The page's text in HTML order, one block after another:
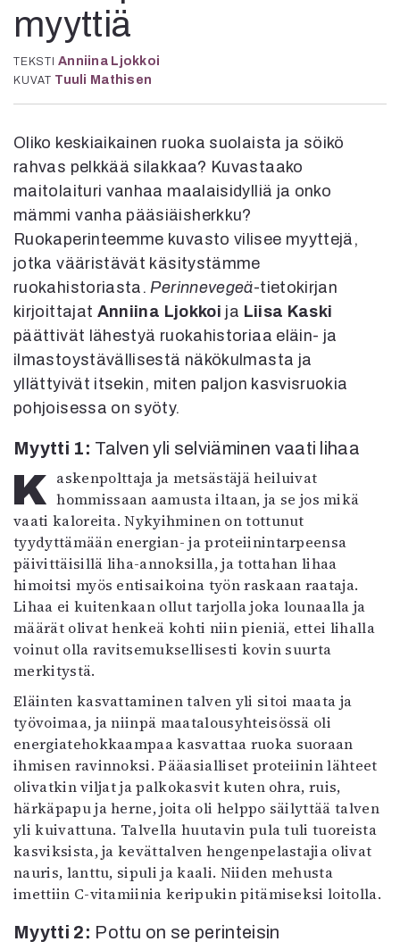
4/2026
2–3/2026
1/2026
6/2025
5/2025 saame
5/2025
Lehtiarkisto
Tilaus ja irtonumerot
Yhteistyössä
Toimitus
Mediatiedot
Kaltio ry
myyttiä
TEKSTI Anniina Ljokkoi
KUVAT Tuuli Mathisen
Oliko keskiaikainen ruoka suolaista ja söikö
rahvas pelkkää silakkaa? Kuvastaako
maitolaituri vanhaa maalaisidylliä ja onko
mämmi vanha pääsiäisherkku?
Ruokaperinteemme kuvasto vilisee myyttejä,
jotka vääristävät käsitystämme
ruokahistoriasta. Perinnevegeä-tietokirjan
kirjoittajat Anniina Ljokkoi ja Liisa Kaski
päättivät lähestyä ruokahistoriaa eläin- ja
ilmastoystävällisestä näkökulmasta ja
yllättyivät itsekin, miten paljon kasvisruokia
pohjoisessa on syöty.
Myytti 1: Talven yli selviäminen vaati lihaa
Kaskenpolttaja ja metsästäjä heiluivat hommissaan aamusta iltaan, ja se jos mikä
vaati kaloreita. Nykyihminen on tottunut
tyydyttämään energian- ja proteiinintarpeensa
päivittäisillä liha-annoksilla, ja tottahan lihaa
himoitsi myös entisaikoina työn raskaan raataja.
Lihaa ei kuitenkaan ollut tarjolla joka lounaalla ja
määrät olivat henkeä kohti niin pieniä, ettei lihalla
voinut olla ravitsemuksellisesti kovin suurta
merkitystä.
Eläinten kasvattaminen talven yli sitoi maata ja
työvoimaa, ja niinpä maatalousyhteisössä oli
energiatehokkaampaa kasvattaa ruoka suoraan
ihmisen ravinnoksi. Pääasialliset proteiinin lähteet
olivatkin viljat ja palkokasvit kuten ohra, ruis,
härkäpapu ja herne, joita oli helppo säilyttää talven
yli kuivattuna. Talvella huutavin pula tuli tuoreista
kasviksista, ja kevättalven hengenpelastajia olivat
nauris, lanttu, sipuli ja kaali. Niiden mehusta
imettiin C-vitamiinia keripukin pitämiseksi loitolla.
Myytti 2: Pottu on se perinteisin